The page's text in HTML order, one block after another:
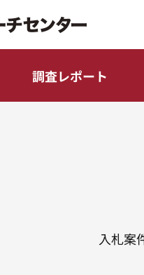
調査レポート
入札案